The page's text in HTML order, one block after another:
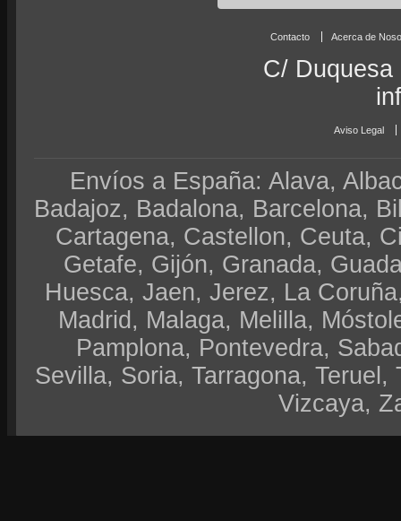
Contacto Acerca de
C/ Duquesa
Aviso Legal
Envíos a España: Alava,
Badajoz, Badalona, Barcelona,
Cartagena, Castellon, Ceuta,
Getafe, Gijón, Granada,
Huesca, Jaen, Jerez, La
Madrid, Malaga, Melilla,
Pamplona, Pontevedra,
Sevilla, Soria, Tarragona,
Vizcaya,